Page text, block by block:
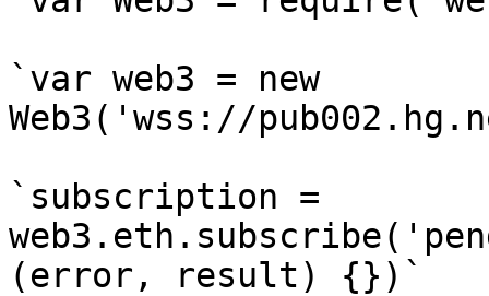
`var web3 = new
Web3('wss://
`subscription =
(error, result) {})`